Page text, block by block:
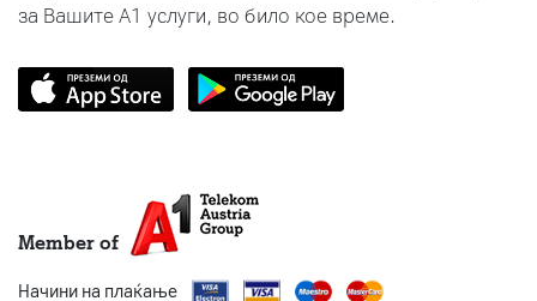
за Вашите A1 услуги, во било кое време.
Member of
Начини на плаќање